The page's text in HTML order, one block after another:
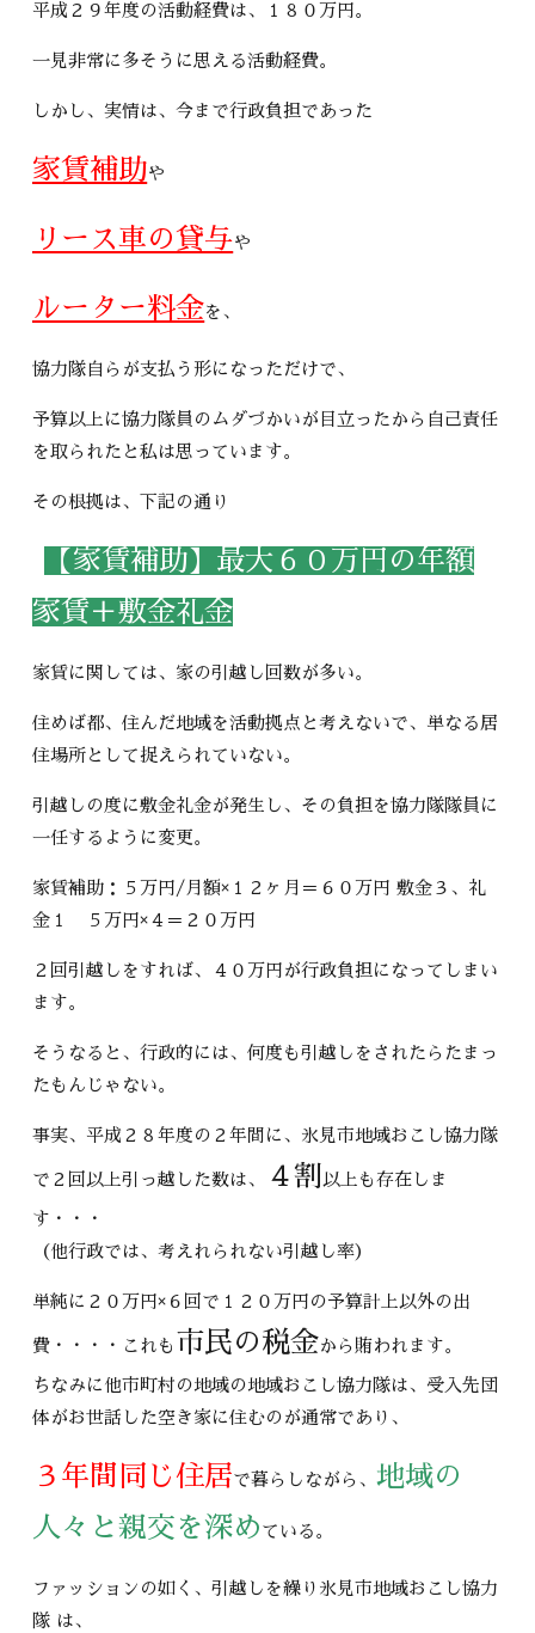
平成２９年度の活動経費は、１８０万円。
一見非常に多そうに思える活動経費。
しかし、実情は、今まで行政負担であった
家賃補助や
リース車の貸与や
ルーター料金を、
協力隊自らが支払う形になっただけで、
予算以上に協力隊員のムダづかいが目立ったから自己責任
を取られたと私は思っています。
その根拠は、下記の通り
【家賃補助】最大６０万円の年額
家賃＋敷金礼金
家賃に関しては、家の引越し回数が多い。
住めば都、住んだ地域を活動拠点と考えないで、単なる居
住場所として捉えられていない。
引越しの度に敷金礼金が発生し、その負担を協力隊隊員に
一任するように変更。
家賃補助：５万円/月額×１２ヶ月＝６０万円 敷金３、礼
金１ ５万円×４＝２０万円
２回引越しをすれば、４０万円が行政負担になってしまい
ます。
そうなると、行政的には、何度も引越しをされたらたまっ
たもんじゃない。
事実、平成２８年度の２年間に、氷見市地域おこし協力隊
で２回以上引っ越した数は、 ４割 以上も存在しま
す・・・
（他行政では、考えれられない引越し率）
単純に２０万円×６回で１２０万円の予算計上以外の出
費・・・・これも 市民の税金から賄われます。
ちなみに他市町村の地域の地域おこし協力隊は、受入先団
体がお世話した空き家に住むのが通常であり、
３年間同じ住居で暮らしながら、地域の
人々と親交を深め ている。
ファッションの如く、引越しを繰り氷見市地域おこし協力
隊 は、